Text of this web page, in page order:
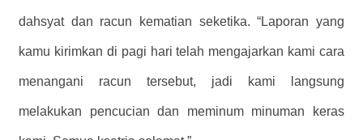
dahsyat dan racun kematian seketika. “Laporan yang
kamu kirimkan di pagi hari telah mengajarkan kami cara
menangani racun tersebut, jadi kami langsung
melakukan pencucian dan meminum minuman keras